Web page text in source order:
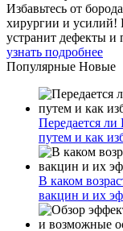
Избавьтесь от
хирургии и усилий!
устранит дефекты и
узнать подробнее
Популярные Новые
Передается
путем и как
В каком
вакцин и их